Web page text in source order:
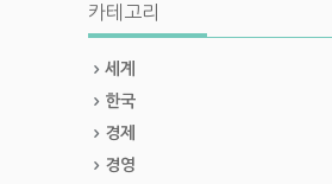
카테고리
세계
한국
경제
경영